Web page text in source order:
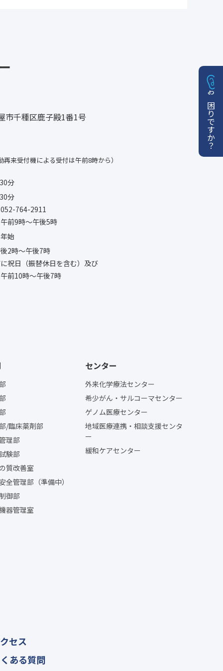
市千種区鹿子殿1番1号
来受付機による受付は午前8時から）
分
分
764-2911
前9時〜午後5時
始
2時〜午後7時
祝日（振替休日を含む）及び
前10時〜午後7時
/臨床薬剤部
理部
験部
質改善室
全管理部（準備中）
御部
器管理室
センター
外来化学療法センター
希少がん・サルコーマセンター
ゲノム医療センター
地域医療連携・相談支援センタ
ー
緩和ケアセンター
セス
ある質問
お困りですか？